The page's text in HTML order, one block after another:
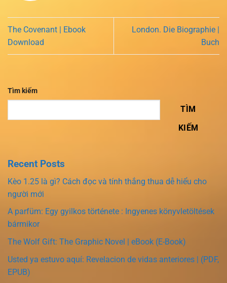
The Covenant | Ebook
Download
London. Die Biographie |
Buch
Tìm kiếm
TÌM
KIẾM
Recent Posts
Kèo 1.25 là gì? Cách đọc và tính thắng thua dễ hiểu cho
người mới
A parfüm: Egy gyilkos története : Ingyenes könyvletöltések
bármikor
The Wolf Gift: The Graphic Novel | eBook (E-Book)
Usted ya estuvo aquí: Revelacion de vidas anteriores | (PDF,
EPUB)